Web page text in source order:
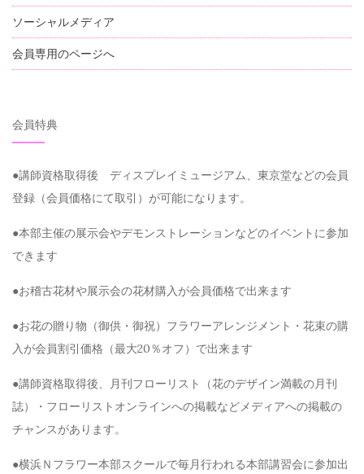
ソーシャルメディア
会員専用のページへ
会員特典
●講師資格取得後 ディスプレイミュージアム、東京堂などの会員
登録（会員価格にて取引）が可能になります。
●本部主催の展示会やデモンストレーションなどのイベントに参加
できます
●お稽古花材や展示会の花材購入が会員価格で出来ます
●お花の贈り物（御供・御祝）フラワーアレンジメント・花束の購
入が会員割引価格（最大20％オフ）で出来ます
●講師資格取得後、月刊フローリスト（花のデザイン満載の月刊
誌）・フローリストオンラインへの掲載などメディアへの掲載の
チャンスがあります。
●横浜Ｎフラワー本部スクールで毎月行われる本部講習会に参加出